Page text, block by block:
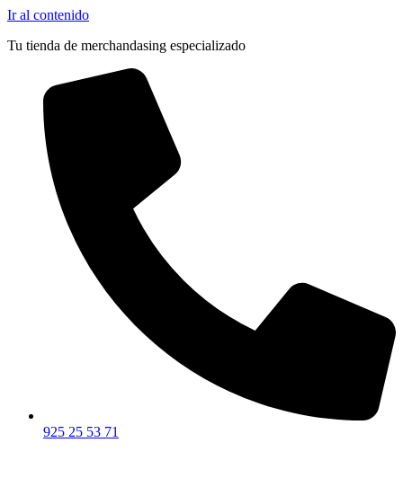
Ir al contenido
Tu tienda de merchandasing especializado
925 25 53 71